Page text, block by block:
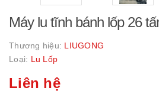
Máy lu tĩnh bánh lốp 26
Thương hiệu: LIUGONG
Loại: Lu Lốp
Liên hệ